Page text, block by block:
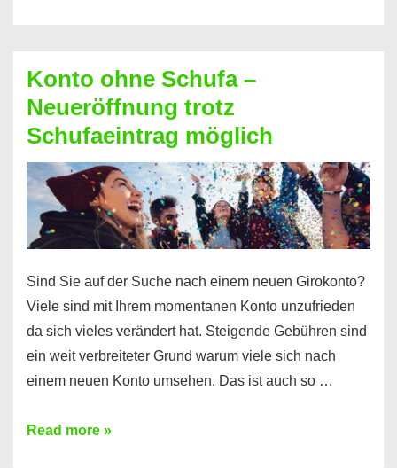
Sie
einen
Kredit
ohne
Einkommensnachweis
Konto ohne Schufa –
Neueröffnung trotz
Schufaeintrag möglich
Sind Sie auf der Suche nach einem neuen Girokonto?
Viele sind mit Ihrem momentanen Konto unzufrieden
da sich vieles verändert hat. Steigende Gebühren sind
ein weit verbreiteter Grund warum viele sich nach
einem neuen Konto umsehen. Das ist auch so …
Konto
Read more »